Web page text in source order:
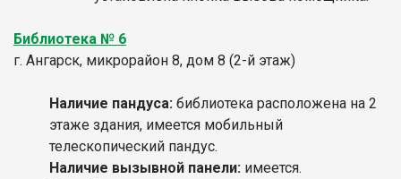
Библиотека № 6
г. Ангарск, микрорайон 8, дом 8 (2-й этаж)
Наличие пандуса: библиотека расположена на 2
этаже здания, имеется мобильный
телескопический пандус.
Наличие вызывной панели: имеется.